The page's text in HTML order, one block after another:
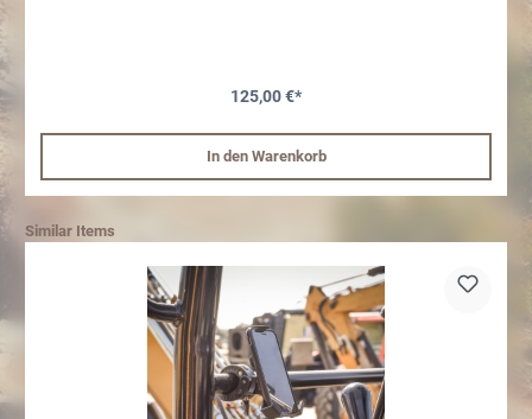
125,00 €*
In den Warenkorb
Similar Items